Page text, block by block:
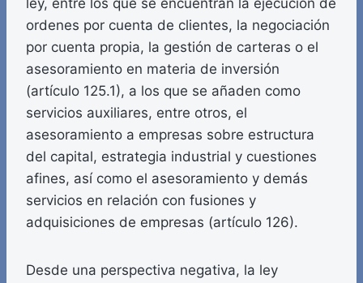
ley, entre los que se encuentran la ejecución de
ordenes por cuenta de clientes, la negociación
por cuenta propia, la gestión de carteras o el
asesoramiento en materia de inversión
(artículo 125.1), a los que se añaden como
servicios auxiliares, entre otros, el
asesoramiento a empresas sobre estructura
del capital, estrategia industrial y cuestiones
afines, así como el asesoramiento y demás
servicios en relación con fusiones y
adquisiciones de empresas (artículo 126).
Desde una perspectiva negativa, la ley